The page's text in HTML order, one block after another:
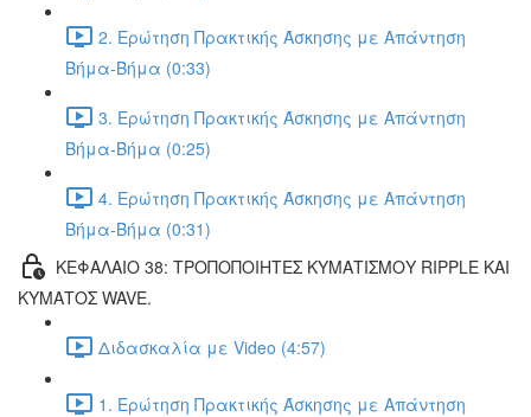
2. Ερώτηση Πρακτικής Άσκησης με Απάντηση
Βήμα-Βήμα (0:33)
3. Ερώτηση Πρακτικής Άσκησης με Απάντηση
Βήμα-Βήμα (0:25)
4. Ερώτηση Πρακτικής Άσκησης με Απάντηση
Βήμα-Βήμα (0:31)
ΚΕΦΑΛΑΙΟ 38: ΤΡΟΠΟΠΟΙΗΤΕΣ ΚΥΜΑΤΙΣΜΟΥ RIPPLE ΚΑΙ
ΚΥΜΑΤΟΣ WAVE.
Διδασκαλία με Video (4:57)
1. Ερώτηση Πρακτικής Άσκησης με Απάντηση